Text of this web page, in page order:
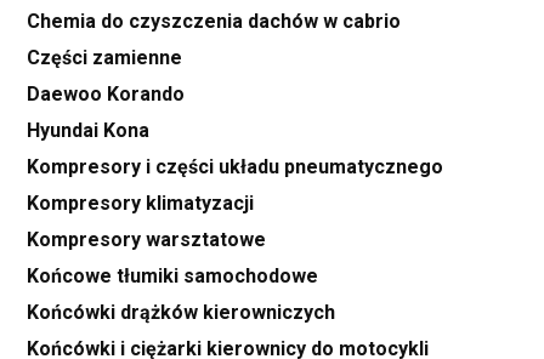
Chemia do czyszczenia dachów w cabrio
Części zamienne
Daewoo Korando
Hyundai Kona
Kompresory i części układu pneumatycznego
Kompresory klimatyzacji
Kompresory warsztatowe
Końcowe tłumiki samochodowe
Końcówki drążków kierowniczych
Końcówki i ciężarki kierownicy do motocykli